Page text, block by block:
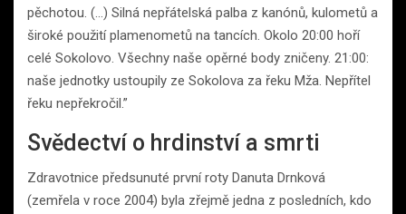
pěchotou. (…) Silná nepřátelská palba z kanónů, kulometů a
široké použití plamenometů na tancích. Okolo 20:00 hoří
celé Sokolovo. Všechny naše opěrné body zničeny. 21:00:
naše jednotky ustoupily ze Sokolova za řeku Mža. Nepřítel
řeku nepřekročil.”
Svědectví o hrdinství a smrti
Zdravotnice předsunuté první roty Danuta Drnková
(zemřela v roce 2004) byla zřejmě jedna z posledních, kdo